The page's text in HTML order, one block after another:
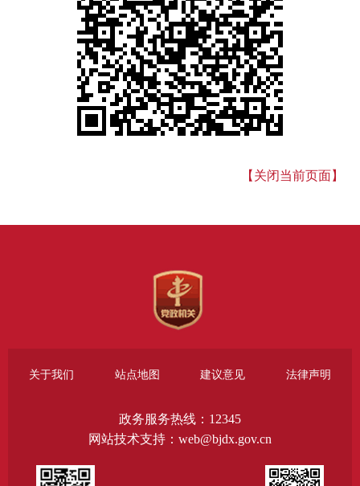
【关闭当前页面】
关于我们 站点地图 建议意见 法律声明
政务服务热线：12345
网站技术支持：web@bjdx.gov.cn